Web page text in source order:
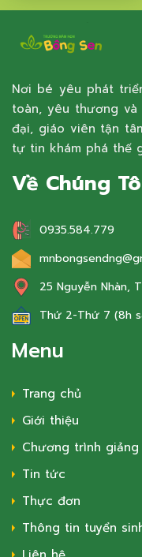
Nơi bé yêu phát
toàn, yêu thương
đại, giáo viên tận
tự tin khám phá thế
Về Chúng
0935.584.779
25 Nguyễn Nhàn,
Thứ 2-Thứ 7 (8h
Menu
Trang chủ
Giới thiệu
Chương trình
Tin tức
Thực đơn
Thông tin tuyển